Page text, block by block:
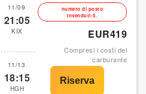
11/09
21:05
KIX
11/13
18:15
HGH
numero di posto
invenduti:5.
EUR419
Compresi i costi del
carburante